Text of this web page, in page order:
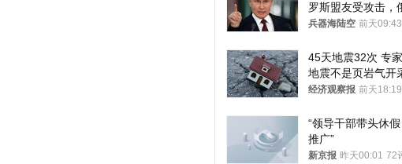
罗斯盟友受攻击，
用核武器保护
兵器海陆空 前天09:43
45天地震32次 专
地震不是页岩气开
经济观察报 前天18:19
“领导干部带头休
推广”
新京报 昨天00:01 72